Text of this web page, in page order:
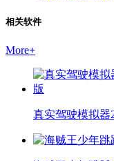
相关软件
More+
真实驾驶模拟器